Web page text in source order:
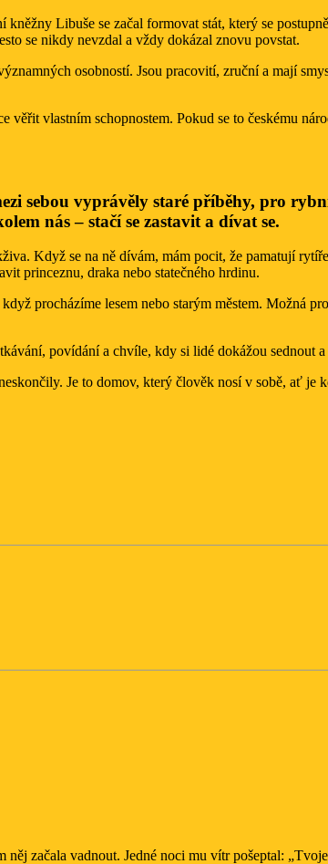
Libuše se začal formovat stát, který se
se nikdy nevzdal a vždy dokázal znovu povstat.
osobností. Jsou pracovití, zruční a mají
vlastním schopnostem. Pokud se to českému
sebou vyprávěly staré příběhy, pro
nás – stačí se zastavit a dívat se.
Když se na ně dívám, mám pocit, že pamatují
princeznu, draka nebo statečného hrdinu.
procházíme lesem nebo starým městem. Možná
povídání a chvíle, kdy si lidé dokážou sednout
Je to domov, který člověk nosí v sobě, ať je
začala vadnout. Jedné noci mu vítr pošeptal: